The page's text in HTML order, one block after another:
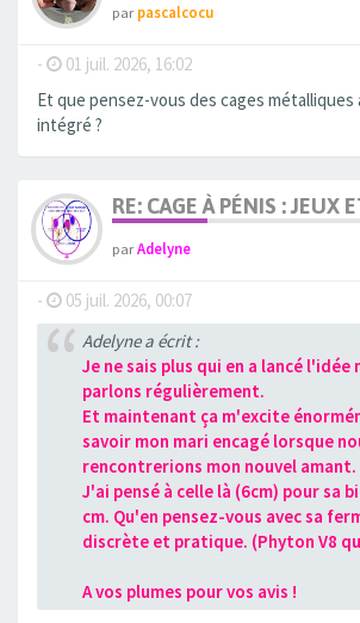
parpascalcocu
- 01 juil. 2026, 16:02
Et que pensez-vous des cages métalliques
intégré ?
RE: CAGE À PÉNIS :
parAdelyne
- 05 juil. 2026, 00:07
Adelyne a écrit :
Je ne sais plus qui en a lancé l'idée
parlons régulièrement.
Et maintenant ça m'excite
savoir mon mari encagé lorsque
rencontrerions mon nouvel amant.
J'ai pensé à celle là (6cm) pour sa
cm. Qu'en pensez-vous avec sa
discrète et pratique. (Phyton V8
A vos plumes pour vos avis !